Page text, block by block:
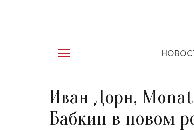
Иван Дорн,
Бабкин в новом